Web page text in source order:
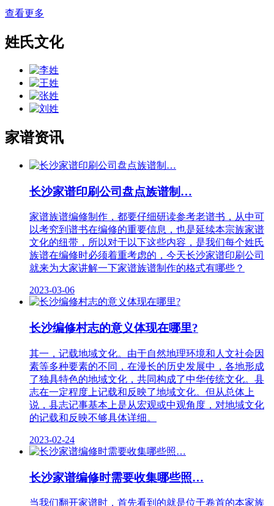
查看更多
姓氏文化
家谱资讯
长沙家​谱印刷公司盘点族谱制…
家谱族谱编修制作，都要仔细研读参考老谱书，从中可
以考究到谱书在编修的重要信息，也是延续本宗族家谱
文化的纽带，所以对于以下这些内容，是我们每个姓氏
族谱在编修时必须着重考虑的，今天长沙家​谱印刷公司
就来为大家讲解一下家谱族谱制作的格式有哪些？
2023-03-06
长沙编修村志的意义体现在哪里?
其一，记载地域文化。由于自然地理环境和人文社会因
素等多种要素的不同，在漫长的历史发展中，各地形成
了独具特色的地域文化，共同构成了中华传统文化。县
志在一定程度上记载和反映了地域文化。但从总体上
说，县志记事基本上是从宏观或中观角度，对地域文化
的记载和反映不够具体详细。
2023-02-24
长沙家谱编修时需要收集哪些照…
当我们翻开家谱时，首先看到的就是位于卷首的本家族